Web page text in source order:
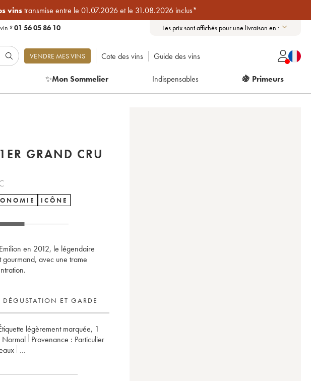
vinstransmise entre le 01.07.2026 et le 31.08.2026 inclus*
?01 56 05 86 10 Les prix sont affichés pour une livraison en :
VENDRE MES VINS Cote des vins Guide des vins
✨Mon Sommelier Indispensables 🍇 Primeurs
GRAND CRU
ICÔNE
en 2012, le légendaire
avec une trame
DÉGUSTATION ET GARDE
légèrement marquée, 1
Normal Provenance : particulier